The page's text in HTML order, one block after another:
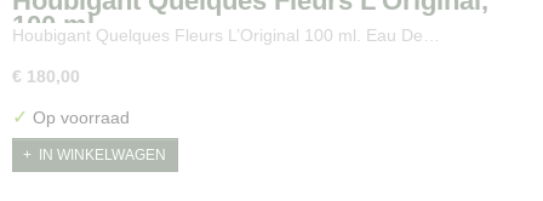
100 ml.
Houbigant Quelques Fleurs L’Original 100 ml. Eau De…
€ 180,00
✓ Op voorraad
IN WINKELWAGEN